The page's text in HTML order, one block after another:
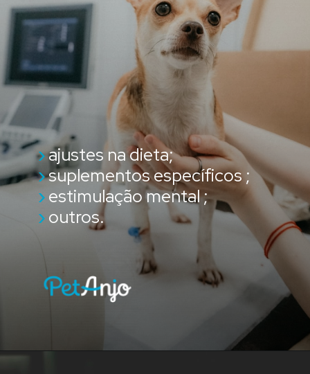
›ajustes na dieta;
›suplementos específicos ;
›estimulação mental ;
›outros.